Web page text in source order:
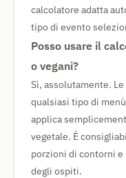
calcolatore adatta
tipo di evento
Posso usare il
o vegani?
Sì, assolutamente.
qualsiasi tipo di
applica
vegetale. È
porzioni di contorni e
degli ospiti.